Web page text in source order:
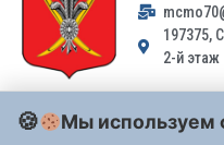
197375,
2-й этаж
Заявления и обращения
адрес email, не могут
Мы используем